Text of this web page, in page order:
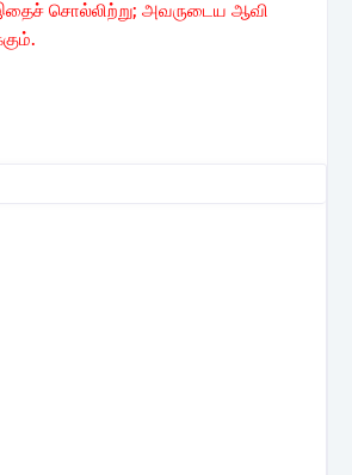
சொல்லிற்று; அவருடைய ஆவி